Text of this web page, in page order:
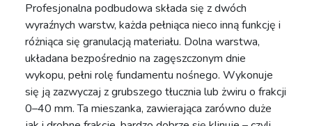
Profesjonalna podbudowa składa się z dwóch
wyraźnych warstw, każda pełniąca nieco inną funkcję i
różniąca się granulacją materiału. Dolna warstwa,
układana bezpośrednio na zagęszczonym dnie
wykopu, pełni rolę fundamentu nośnego. Wykonuje
się ją zazwyczaj z grubszego tłucznia lub żwiru o frakcji
0–40 mm. Ta mieszanka, zawierająca zarówno duże